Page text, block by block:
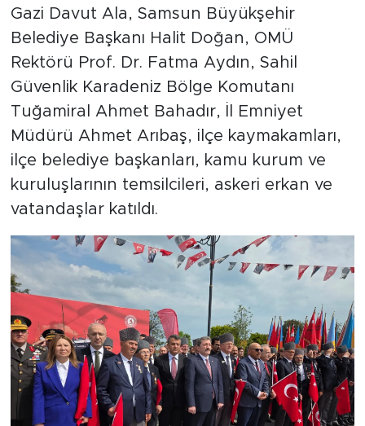
Gazi Davut Ala, Samsun Büyükşehir
Belediye Başkanı Halit Doğan, OMÜ
Rektörü Prof. Dr. Fatma Aydın, Sahil
Güvenlik Karadeniz Bölge Komutanı
Tuğamiral Ahmet Bahadır, İl Emniyet
Müdürü Ahmet Arıbaş, ilçe kaymakamları,
ilçe belediye başkanları, kamu kurum ve
kuruluşlarının temsilcileri, askeri erkan ve
vatandaşlar katıldı.